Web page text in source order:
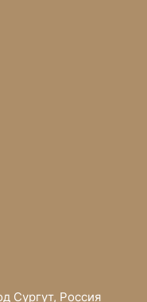
Сургут, Россия